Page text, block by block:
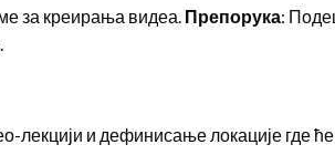
за креирања видеа. Препорука:
лекцији и дефинисање локације где